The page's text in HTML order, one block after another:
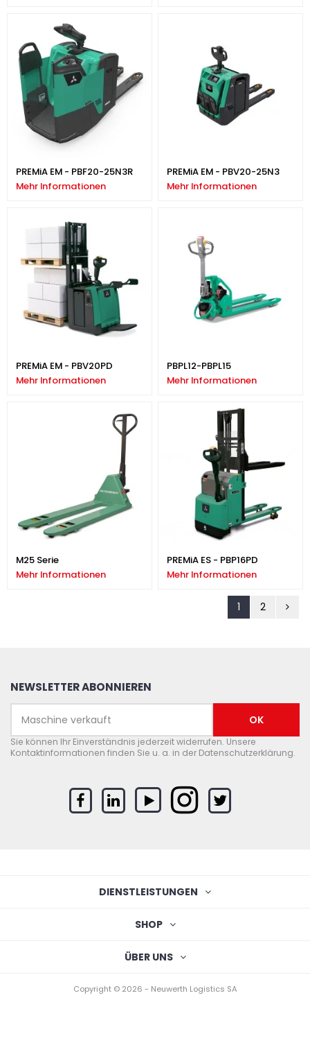
PREMiA EM - PBF20-25N3R
Mehr Informationen
PREMiA EM - PBV20-25N3
Mehr Informationen
PREMiA EM - PBV20PD
Mehr Informationen
PBPL12-PBPL15
Mehr Informationen
M25 Serie
Mehr Informationen
PREMiA ES - PBP16PD
Mehr Informationen
1 2
NEWSLETTER ABONNIEREN
Sie können Ihr Einverständnis jederzeit widerrufen. Unsere
Kontaktinformationen finden Sie u. a. in der Datenschutzerklärung.
DIENSTLEISTUNGEN
SHOP
ÜBER UNS
Copyright © 2026 - Neuwerth Logistics SA